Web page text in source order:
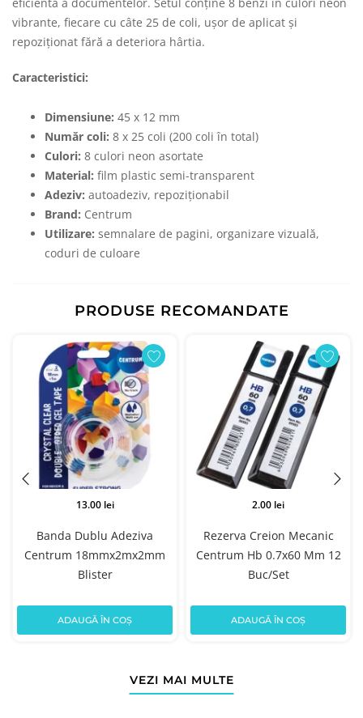
vibrante, fiecare cu câte 25 de coli, ușor de aplicat și
repoziționat fără a deteriora hârtia.
Caracteristici:
Dimensiune: 45 x 12 mm
Număr coli: 8 x 25 coli (200 coli în total)
Culori: 8 culori neon asortate
Material: film plastic semi-transparent
Adeziv: autoadeziv, repoziționabil
Brand: Centrum
Utilizare: semnalare de pagini, organizare vizuală,
coduri de culoare
PRODUSE RECOMANDATE
Banda Dublu Adeziva
Centrum 18mmx2mx2mm
Blister
13.00 lei
ADAUGĂ ÎN COȘ
Rezerva Creion Mecanic
Centrum Hb 0.7x60 Mm 12
Buc/Set
2.00 lei
ADAUGĂ ÎN COȘ
VEZI MAI MULTE